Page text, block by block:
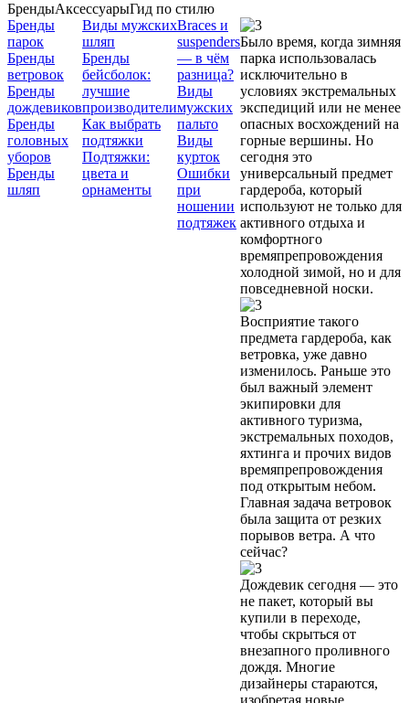
БрендыАксессуарыГид по стилю
Бренды
парок
Бренды
ветровок
Бренды
дождевиков
Бренды
головных
уборов
Бренды
шляп
Виды мужских
шляп
Бренды
бейсболок:
лучшие
производители
Как выбрать
подтяжки
Подтяжки:
цвета и
орнаменты
Braces и
suspenders
— в чём
разница?
Виды
мужских
пальто
Виды
курток
Ошибки
при
ношении
подтяжек
Было время, когда зимняя
парка использовалась
исключительно в
условиях экстремальных
экспедиций или не менее
опасных восхождений на
горные вершины. Но
сегодня это
универсальный предмет
гардероба, который
используют не только для
активного отдыха и
комфортного
времяпрепровождения
холодной зимой, но и для
повседневной носки.
Восприятие такого
предмета гардероба, как
ветровка, уже давно
изменилось. Раньше это
был важный элемент
экипировки для
активного туризма,
экстремальных походов,
яхтинга и прочих видов
времяпрепровождения
под открытым небом.
Главная задача ветровок
была защита от резких
порывов ветра. А что
сейчас?
Дождевик сегодня — это
не пакет, который вы
купили в переходе,
чтобы скрыться от
внезапного проливного
дождя. Многие
дизайнеры стараются,
изобретая новые